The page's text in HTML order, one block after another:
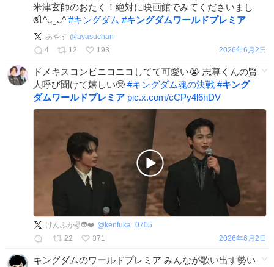
米津玄師のおたく！絶対に映画館でみてくださいまし
ꢏꢷ^ᴗ ̫ ᴗ^ #キングダム #キングダムワールドプレミア
あやす @ayasuchan
4
12 193 2026年6月2日
ドメキスコンビニコニコしてて可愛い😭 志尊くんの賢
人呼び聞けて嬉しい🥺 #キングダム魂の決戦 #キング
ダムワールドプレミア pic.x.com/cCPy4l6hDV
けんふか✌️👽❤️ @ kenfuka_0705
22
371 2026年6月2日
キングダムのワールドプレミア みんなが歌い出す勢い